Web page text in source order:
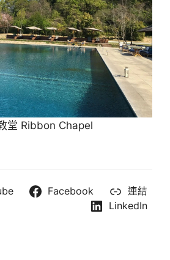
堂 Ribbon Chapel
Facebook
連結
LinkedIn